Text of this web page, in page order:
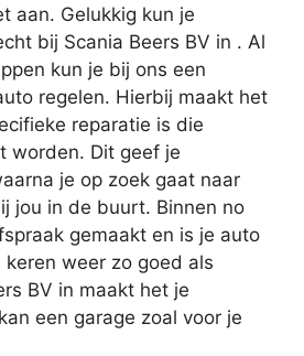
aan. Gelukkig kun je
bij Scania Beers BV in . Al
kun je bij ons een
regelen. Hierbij maakt het
reparatie is die
worden. Dit geef je
je op zoek gaat naar
jou in de buurt. Binnen no
gemaakt en is je auto
weer zo goed als
BV in maakt het je
een garage zoal voor je